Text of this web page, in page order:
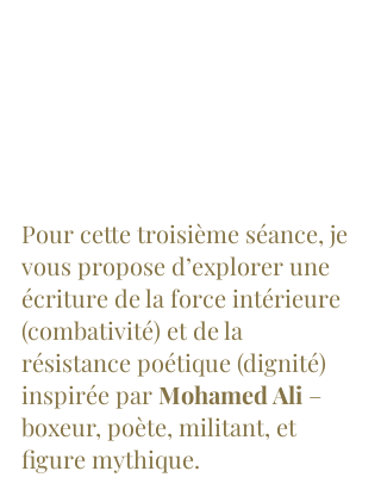
Pour cette troisième séance, je
vous propose d’explorer une
écriture de la force intérieure
(combativité) et de la
résistance poétique (dignité)
inspirée par Mohamed Ali –
boxeur, poète, militant, et
figure mythique.